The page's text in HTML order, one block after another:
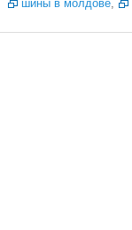
шины в молдове,